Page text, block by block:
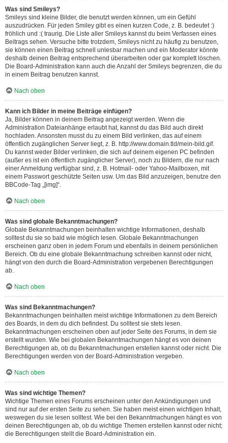
Was sind Smileys?
Smileys sind kleine Bilder, die benutzt werden können, um ein Gefühl
auszudrücken. Für jeden Smiley gibt es einen kurzen Code, z. B. bedeutet :)
fröhlich und :( traurig. Die Liste aller Smileys kannst du beim Verfassen eines
Beitrags sehen. Versuche bitte trotzdem, Smileys nicht zu häufig zu benutzen,
sie können einen Beitrag schnell unlesbar machen und ein Moderator könnte
deshalb deinen Beitrag entsprechend überarbeiten oder gar komplett löschen.
Die Board-Administration kann auch die Anzahl der Smileys begrenzen, die du
in einem Beitrag benutzen kannst.
Nach oben
Kann ich Bilder in meine Beiträge einfügen?
Ja, Bilder können in deinem Beitrag angezeigt werden. Wenn die
Administration Dateianhänge erlaubt hat, kannst du das Bild auch direkt
hochladen. Ansonsten musst du zu einem Bild verlinken, das auf einem
öffentlich zugänglichen Server liegt, z. B. http://www.domain.tld/mein-bild.gif.
Du kannst weder Bilder verlinken, die sich auf deinem eigenen PC befinden
(außer es ist ein öffentlich zugänglicher Server), noch zu Bildern, die nur nach
einer Anmeldung verfügbar sind, z. B. Hotmail- oder Yahoo-Mailboxen, mit
einem Passwort geschützte Seiten usw. Um das Bild anzuzeigen, benutze den
BBCode-Tag „[img]“.
Nach oben
Was sind globale Bekanntmachungen?
Globale Bekanntmachungen beinhalten wichtige Informationen, deshalb
solltest du sie so bald wie möglich lesen. Globale Bekanntmachungen
erscheinen ganz oben in jedem Forum und ebenfalls in deinem persönlichen
Bereich. Ob du eine globale Bekanntmachung schreiben kannst oder nicht,
hängt von den durch die Board-Administration vergebenen Berechtigungen
ab.
Nach oben
Was sind Bekanntmachungen?
Bekanntmachungen beinhalten meist wichtige Informationen zu dem Bereich
des Boards, in dem du dich befindest. Du solltest sie stets lesen.
Bekanntmachungen erscheinen oben auf jeder Seite des Forums, in dem sie
erstellt wurden. Wie bei globalen Bekanntmachungen hängt es von deinen
Berechtigungen ab, ob du Bekanntmachungen erstellen kannst oder nicht. Die
Berechtigungen werden von der Board-Administration vergeben.
Nach oben
Was sind wichtige Themen?
Wichtige Themen eines Forums erscheinen unter den Ankündigungen und
sind nur auf der ersten Seite zu sehen. Sie haben meist einen wichtigen Inhalt,
weswegen du sie lesen solltest. Wie bei den Bekanntmachungen hängt es von
deinen Berechtigungen ab, ob du wichtige Themen erstellen kannst oder nicht;
die Berechtigungen stellt die Board-Administration ein.